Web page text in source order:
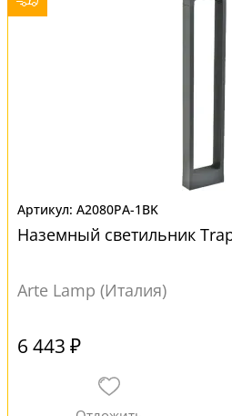
A2080PA-1BK
Наземный светильник
Arte Lamp (Италия)
6 443 ₽